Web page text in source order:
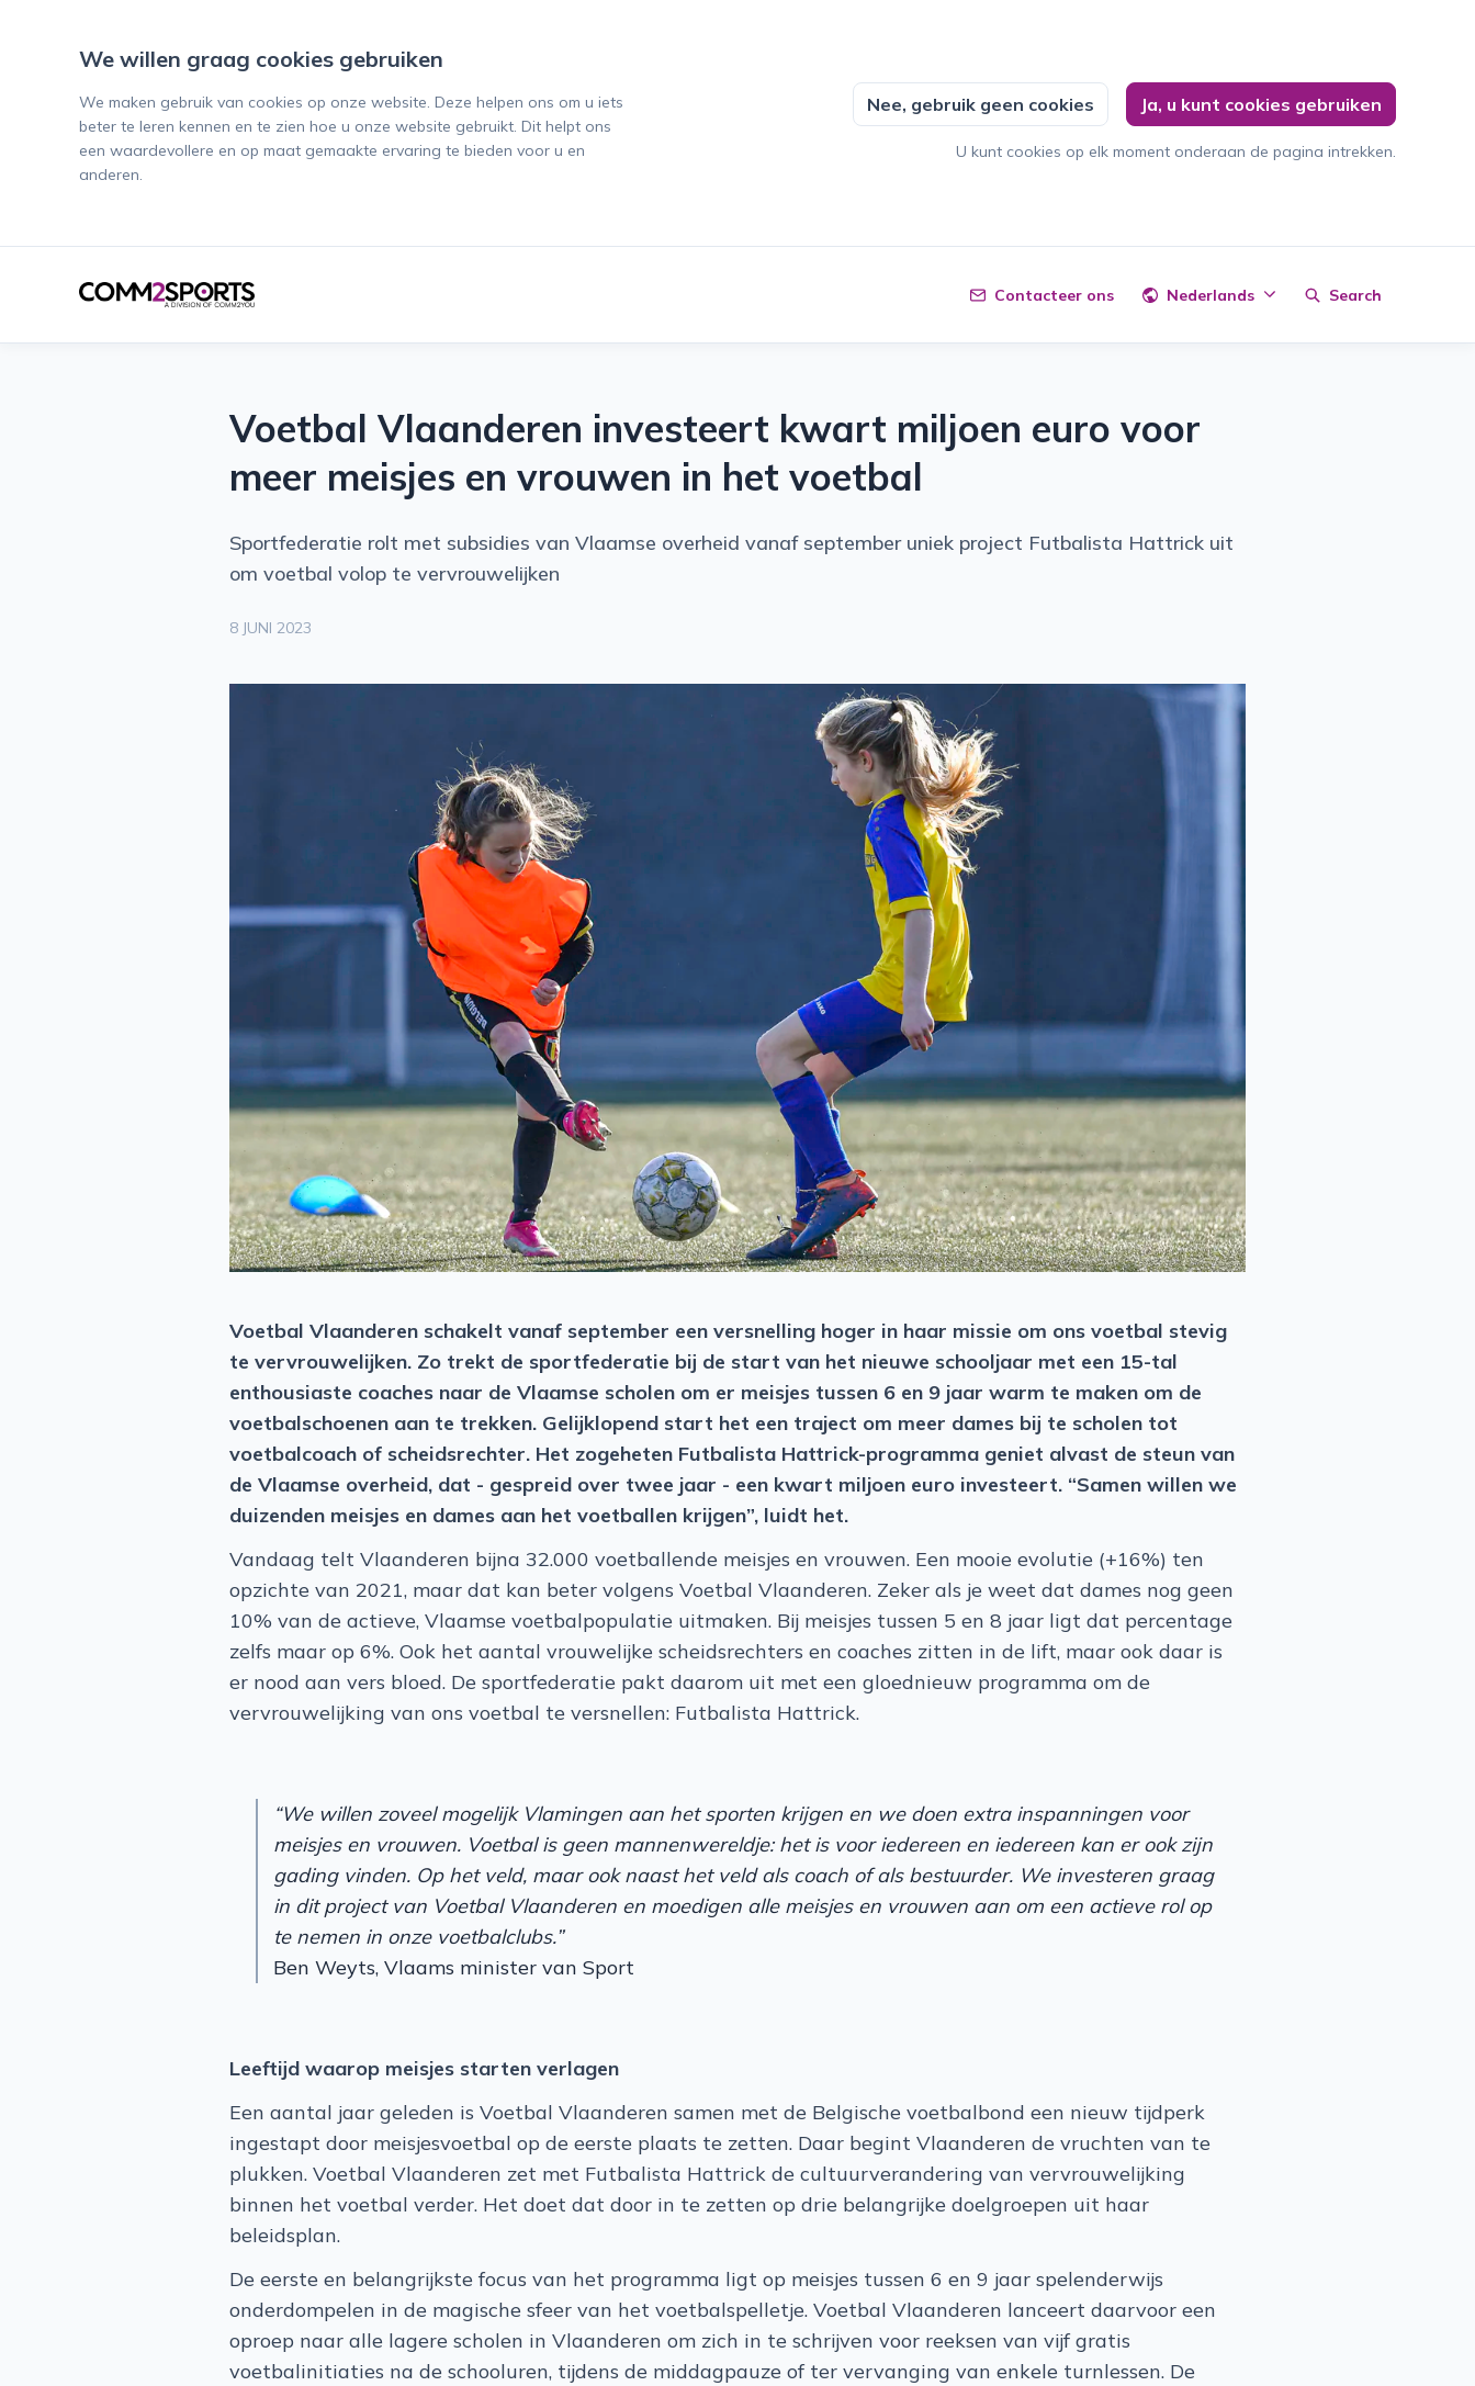
We willen graag cookies gebruiken
We maken gebruik van cookies op onze website. Deze helpen ons om u iets
beter te leren kennen en te zien hoe u onze website gebruikt. Dit helpt ons
een waardevollere en op maat gemaakte ervaring te bieden voor u en
anderen.
Nee, gebruik geen cookies Ja, u kunt cookies gebruiken
U kunt cookies op elk moment onderaan de pagina intrekken.
C
O
Search
Contacteer ons Nederlands
Voetbal Vlaanderen investeert kwart miljoen euro voor
meer meisjes en vrouwen in het voetbal
Sportfederatie rolt met subsidies van Vlaamse overheid vanaf september uniek project Futbalista Hattrick uit
om voetbal volop te vervrouwelijken
8 JUNI 2023
Voetbal Vlaanderen schakelt vanaf september een versnelling hoger in haar missie om ons voetbal stevig
te vervrouwelijken. Zo trekt de sportfederatie bij de start van het nieuwe schooljaar met een 15-tal
enthousiaste coaches naar de Vlaamse scholen om er meisjes tussen 6 en 9 jaar warm te maken om de
voetbalschoenen aan te trekken. Gelijklopend start het een traject om meer dames bij te scholen tot
voetbalcoach of scheidsrechter. Het zogeheten Futbalista Hattrick-programma geniet alvast de steun van
de Vlaamse overheid, dat - gespreid over twee jaar - een kwart miljoen euro investeert. “Samen willen we
duizenden meisjes en dames aan het voetballen krijgen”, luidt het.
Vandaag telt Vlaanderen bijna 32.000 voetballende meisjes en vrouwen. Een mooie evolutie (+16%) ten
opzichte van 2021, maar dat kan beter volgens Voetbal Vlaanderen. Zeker als je weet dat dames nog geen
10% van de actieve, Vlaamse voetbalpopulatie uitmaken. Bij meisjes tussen 5 en 8 jaar ligt dat percentage
zelfs maar op 6%. Ook het aantal vrouwelijke scheidsrechters en coaches zitten in de lift, maar ook daar is
er nood aan vers bloed. De sportfederatie pakt daarom uit met een gloednieuw programma om de
vervrouwelijking van ons voetbal te versnellen: Futbalista Hattrick.
“We willen zoveel mogelijk Vlamingen aan het sporten krijgen en we doen extra inspanningen voor
meisjes en vrouwen. Voetbal is geen mannenwereldje: het is voor iedereen en iedereen kan er ook zijn
gading vinden. Op het veld, maar ook naast het veld als coach of als bestuurder. We investeren graag
in dit project van Voetbal Vlaanderen en moedigen alle meisjes en vrouwen aan om een actieve rol op
te nemen in onze voetbalclubs.” ​
Ben Weyts, Vlaams minister van Sport
Leeftijd waarop meisjes starten verlagen
Een aantal jaar geleden is Voetbal Vlaanderen samen met de Belgische voetbalbond een nieuw tijdperk
ingestapt door meisjesvoetbal op de eerste plaats te zetten. Daar begint Vlaanderen de vruchten van te
plukken. Voetbal Vlaanderen zet met Futbalista Hattrick de cultuurverandering van vervrouwelijking
binnen het voetbal verder. Het doet dat door in te zetten op drie belangrijke doelgroepen uit haar
beleidsplan.
De eerste en belangrijkste focus van het programma ligt op meisjes tussen 6 en 9 jaar spelenderwijs
onderdompelen in de magische sfeer van het voetbalspelletje. Voetbal Vlaanderen lanceert daarvoor een
oproep naar alle lagere scholen in Vlaanderen om zich in te schrijven voor reeksen van vijf gratis
voetbalinitiaties na de schooluren, tijdens de middagpauze of ter vervanging van enkele turnlessen. De